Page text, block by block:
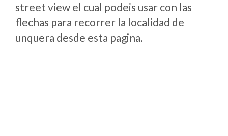
street view el cual podeis usar con las
flechas para recorrer la localidad de
unquera desde esta pagina.